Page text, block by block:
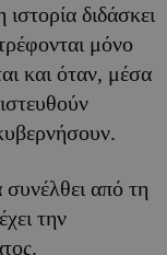
διδάσκει
μόνο
και όταν, μέσα
συνέλθει από τη
την